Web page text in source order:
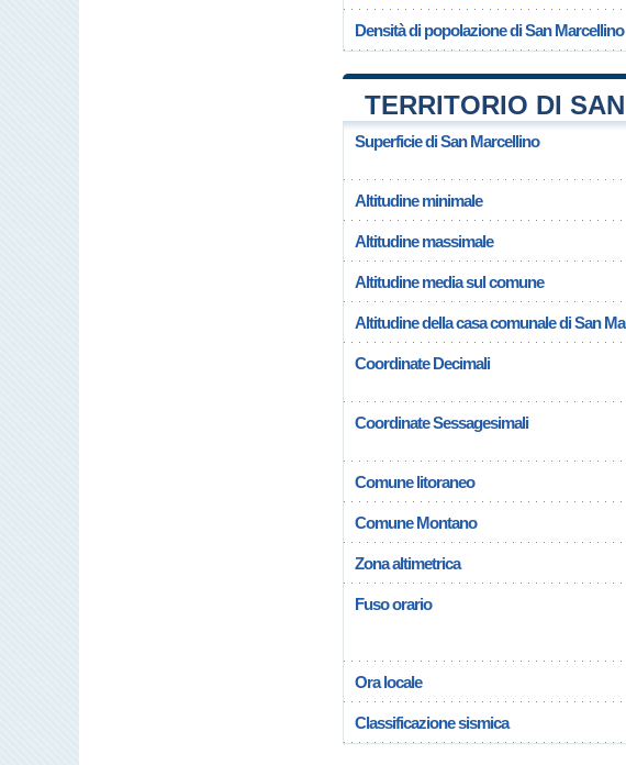
Densità di popolazione di San Marcellino
TERRITORIO DI
Superficie di San Marcellino
Altitudine minimale
Altitudine massimale
Altitudine media sul comune
Altitudine della casa comunale di San
Coordinate Decimali
Coordinate Sessagesimali
Comune litoraneo
Comune Montano
Zona altimetrica
Fuso orario
Ora locale
Classificazione sismica